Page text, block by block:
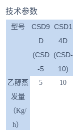
技术参数
型号
CSD9
D
(CSD
-5
CSD1
4D
(CSD-
10)
乙醇蒸
发量
（Kg/
h）
5 10